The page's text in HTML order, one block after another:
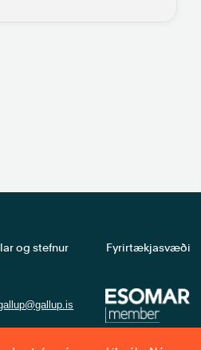
og stefnur Fyrirtækjasvæði